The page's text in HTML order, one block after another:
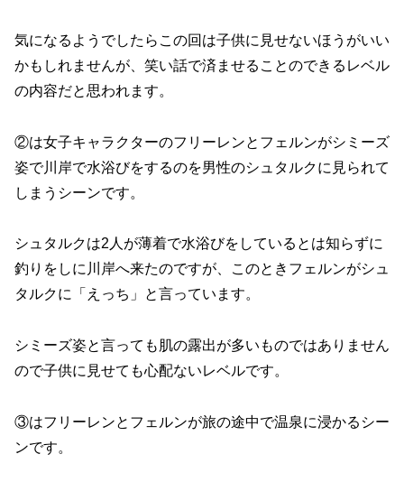
気になるようでしたらこの回は子供に見せないほうがいい
かもしれませんが、笑い話で済ませることのできるレベル
の内容だと思われます。
②は女子キャラクターのフリーレンとフェルンがシミーズ
姿で川岸で水浴びをするのを男性のシュタルクに見られて
しまうシーンです。
シュタルクは2人が薄着で水浴びをしているとは知らずに
釣りをしに川岸へ来たのですが、このときフェルンがシュ
タルクに「えっち」と言っています。
シミーズ姿と言っても肌の露出が多いものではありません
ので子供に見せても心配ないレベルです。
③はフリーレンとフェルンが旅の途中で温泉に浸かるシー
ンです。